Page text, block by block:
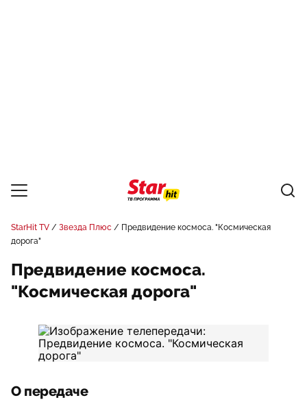
StarHit TV Звезда Плюс
Предвидение космоса. "Космическая
дорога"
Предвидение космоса.
"Космическая дорога"
О передаче